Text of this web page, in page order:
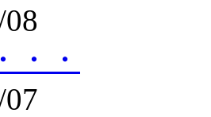
・・